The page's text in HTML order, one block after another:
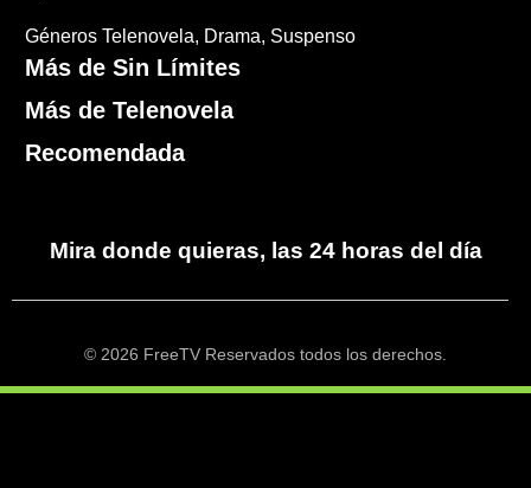
Géneros Telenovela Drama Suspenso
Más de Sin Límites
Más de Telenovela
Recomendada
Mira donde quieras, las 24 horas del día
© 2026 FreeTV Reservados todos los derechos.